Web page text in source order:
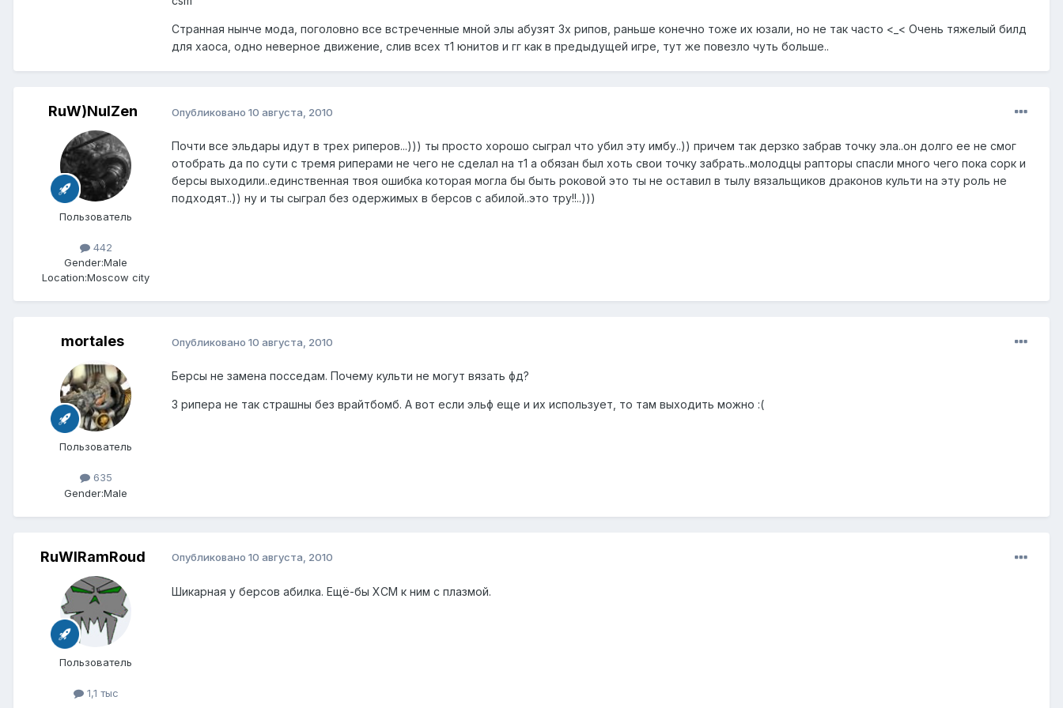
Странная нынче мода, поголовно все встреченные мной элы абузят 3х рипов, раньше конечно тоже их юзали, но не так часто <_< Очень тяжелый билд
для хаоса, одно неверное движение, слив всех т1 юнитов и гг как в предыдущей игре, тут же повезло чуть больше..
RuW)NulZen
Пользователь
442
Gender:Male
Location:Moscow city
Опубликовано 10 августа, 2010
Почти все эльдары идут в трех риперов...))) ты просто хорошо сыграл что убил эту имбу..)) причем так дерзко забрав точку эла..он долго ее не смог
отобрать да по сути с тремя риперами не чего не сделал на т1 а обязан был хоть свои точку забрать..молодцы рапторы спасли много чего пока сорк и
берсы выходили..единственная твоя ошибка которая могла бы быть роковой это ты не оставил в тылу вязальщиков драконов культи на эту роль не
подходят..)) ну и ты сыграл без одержимых в берсов с абилой..это тру!!..)))
mortales
Пользователь
635
Gender:Male
Опубликовано 10 августа, 2010
Берсы не замена посседам. Почему культи не могут вязать фд?
3 рипера не так страшны без врайтбомб. А вот если эльф еще и их использует, то там выходить можно :(
RuWlRamRoud
Пользователь
1,1 тыс
Опубликовано 10 августа, 2010
Шикарная у берсов абилка. Ещё-бы ХСМ к ним с плазмой.